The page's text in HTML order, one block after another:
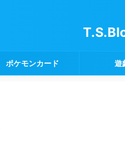
ポケモンカード 遊